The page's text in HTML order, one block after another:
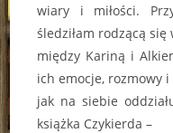
wiary i miłości.
śledziłam rodzącą się
między Kariną i
ich emocje, rozmowy i
jak na siebie
książka Czykierda –